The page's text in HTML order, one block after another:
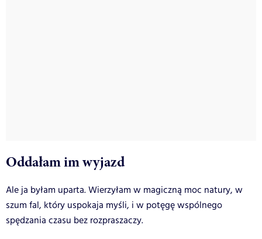
Oddałam im wyjazd
Ale ja byłam uparta. Wierzyłam w magiczną moc natury, w
szum fal, który uspokaja myśli, i w potęgę wspólnego
spędzania czasu bez rozpraszaczy.